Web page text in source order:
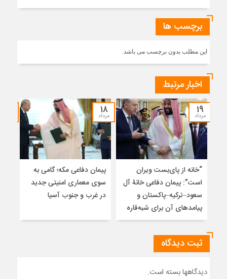
برچسب ها
این مطلب بدون برچسب می باشد.
اخبار مرتبط
۱۹
مرداد
“خانه از پای‌بست ویران
است”: پیمان دفاعی خانۀ آل
سعود–ترکیه–پاکستان و
پیامدهای آن برای شبه‌قاره
۱۸
مرداد
پیمان دفاعی مکه؛ گامی به
سوی معماری امنیتی جدید
در غرب و جنوب آسیا
ثبت دیدگاه
دیدگاهها بسته است.